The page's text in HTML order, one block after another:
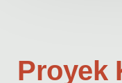
Proyek